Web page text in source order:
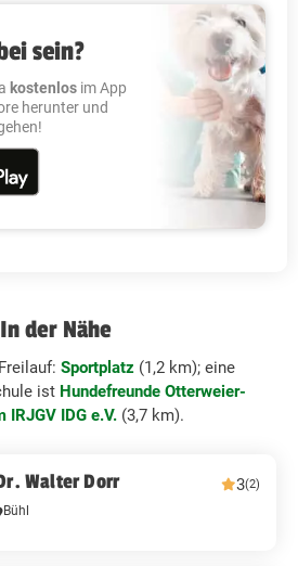
sein?
kostenlos im App
herunter und
In der Nähe
Sportplatz (1,2 km); eine
ist Hundefreunde Otterweier-
IRJGV IDG e.V. (3,7 km).
Walter Dorr 3(2)
Bühl